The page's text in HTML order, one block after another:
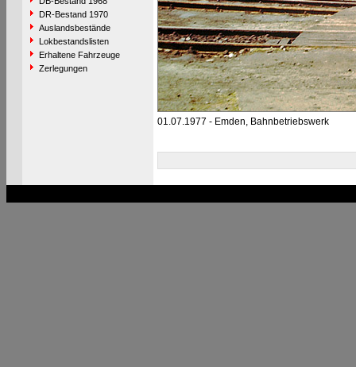
DR-Bestand 1970
Auslandsbestände
Lokbestandslisten
Erhaltene Fahrzeuge
Zerlegungen
01.07.1977 - Emden, Bahnbetriebswerk